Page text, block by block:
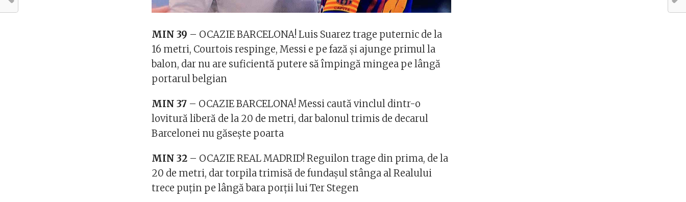
MIN 39 – OCAZIE BARCELONA! Luis Suarez trage puternic de la
16 metri, Courtois respinge, Messi e pe fază și ajunge primul la
balon, dar nu are suficientă putere să împingă mingea pe lângă
portarul belgian
MIN 37 – OCAZIE BARCELONA! Messi caută vinclul dintr-o
lovitură liberă de la 20 de metri, dar balonul trimis de decarul
Barcelonei nu găsește poarta
MIN 32 – OCAZIE REAL MADRID! Reguilon trage din prima, de la
20 de metri, dar torpila trimisă de fundașul stânga al Realului
trece puțin pe lângă bara porții lui Ter Stegen